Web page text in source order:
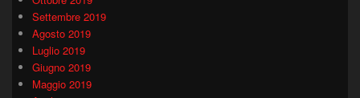
Settembre 2019
Agosto 2019
Luglio 2019
Giugno 2019
Maggio 2019